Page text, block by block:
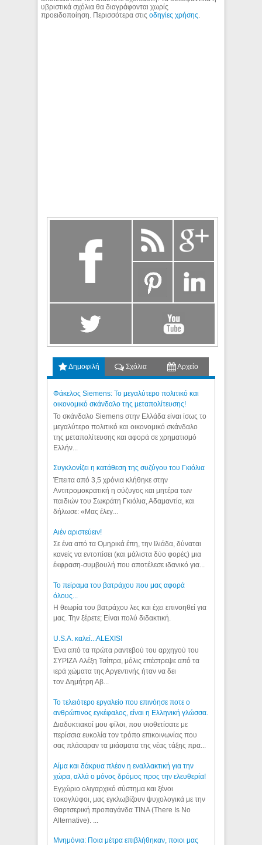
υβριστικά σχόλια θα διαγράφονται χωρίς
προειδοποίηση. Περισσότερα στιςοδηγίες χρήσης
Δημοφιλή Σχόλια Αρχείο
Φάκελος Siemens: Το μεγαλύτερο πολιτικό και
οικονομικό σκάνδαλο της μεταπολίτευσης!
Το σκάνδαλο Siemens στην Ελλάδα είναι ίσως το
μεγαλύτερο πολιτικό και οικονομικό σκάνδαλο
της μεταπολίτευσης και αφορά σε χρηματισμό
Ελλήν...
Συγκλονίζει η κατάθεση της συζύγου του Γκιόλια
Έπειτα από 3,5 χρόνια κλήθηκε στην
Αντιτρομοκρατική η σύζυγος και μητέρα των
παιδιών του Σωκράτη Γκιόλια, Αδαμαντία, και
δήλωσε: «Μας έλεγ...
Aιέν αριστεύειν!
Σε ένα από τα Ομηρικά έπη, την Ιλιάδα, δύναται
κανείς να εντοπίσει (και μάλιστα δύο φορές) μια
έκφραση-συμβουλή που αποτέλεσε ιδανικό για...
Το πείραμα του βατράχου που μας αφορά
όλους...
Η θεωρία του βατράχου λες και έχει επινοηθεί για
μας. Την ξέρετε; Είναι πολύ διδακτική.
U.S.A. καλεί...ALEXIS!
Ένα από τα πρώτα ραντεβού του αρχηγού του
ΣΥΡΙΖΑ Αλέξη Τσίπρα, μόλις επέστρεψε από τα
ιερά χώματα της Αργεντινής ήταν να δει
τον Δημήτρη Αβ...
Το τελειότερο εργαλείο που επινόησε ποτε ο
ανθρώπινος εγκέφαλος, είναι η Ελληνική γλώσσα.
Διαδυκτιακοί μου φίλοι, που υιοθετίσατε με
περίσσια ευκολία τον τρόπο επικοινωνίας που
σας πλάσαραν τα μιάσματα της νέας τάξης πρα...
Αίμα και δάκρυα πλέον η εναλλακτική για την
χώρα, αλλά ο μόνος δρόμος προς την ελευθερία!
Εγχώριο ολιγαρχικό σύστημα και ξένοι
τοκογλύφοι, μας εγκλωβίζουν ψυχολογικά με την
Θαρτσερική προπαγάνδα TINA (There Is No
Alternative). ...
Μνημόνια: Ποια μέτρα επιβλήθηκαν, ποιοι μας